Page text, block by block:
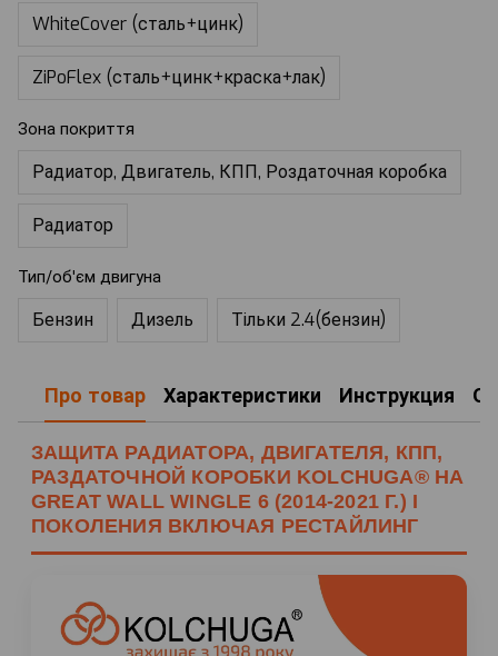
WhiteCover (сталь+цинк)
ZiPoFlex (сталь+цинк+краска+лак)
Зона покриття
Радиатор, Двигатель, КПП, Роздаточная коробка
Радиатор
Тип/об'єм двигуна
Бензин Дизель Тільки 2.4(бензин)
Про товар Характеристики Инструкция
ЗАЩИТА РАДИАТОРА, ДВИГАТЕЛЯ, КПП,
РАЗДАТОЧНОЙ КОРОБКИ KOLCHUGA® НА
GREAT WALL WINGLE 6 (2014-2021 Г.) I
ПОКОЛЕНИЯ ВКЛЮЧАЯ РЕСТАЙЛИНГ